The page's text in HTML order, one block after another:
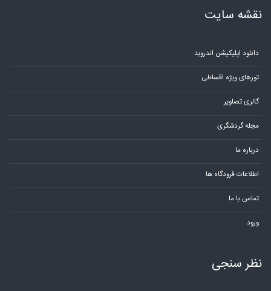
نقشه سایت
دانلود اپلیکیشن اندروید
تورهای ویژه اقساطی
گالری تصاویر
مجله گردشگری
درباره ما
اطلاعات فرودگاه ها
تماس با ما
ورود
نظر سنجی